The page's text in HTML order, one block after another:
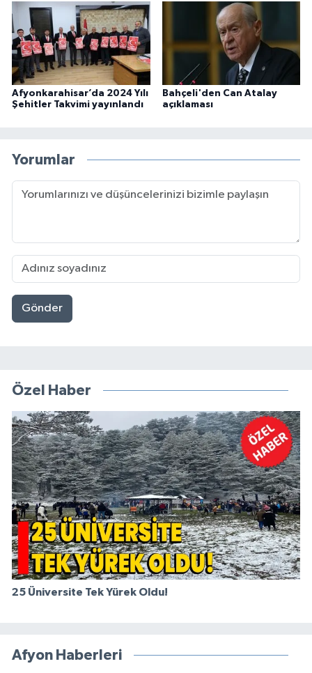
Afyonkarahisar’da 2024 Yılı
Şehitler Takvimi yayınlandı
Bahçeli'den Can Atalay
açıklaması
Yorumlar
Gönder
Özel Haber
25 Üniversite Tek Yürek Oldu!
Afyon Haberleri